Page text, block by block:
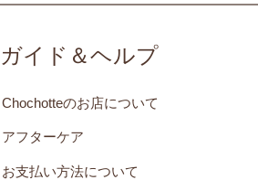
ガイド＆ヘルプ
Chochotteのお店について
アフターケア
お支払い方法について